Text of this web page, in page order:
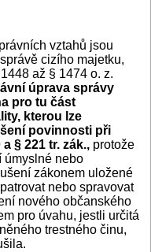
vztahů jsou
cizího majetku,
až § 1474 o. z.
úprava správy
pro tu část
kterou lze
povinnosti při
§ 221 tr. zák., protože
úmyslné nebo
zákonem uložené
nebo spravovat
nového občanského
pro úvahu, jestli určitá
trestného činu,